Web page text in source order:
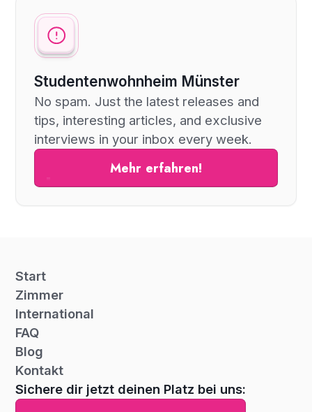
Studentenwohnheim Münster
No spam. Just the latest releases and
tips, interesting articles, and exclusive
interviews in your inbox every week.
Mehr erfahren!
Start
Zimmer
International
FAQ
Blog
Kontakt
Sichere dir jetzt deinen Platz bei uns: